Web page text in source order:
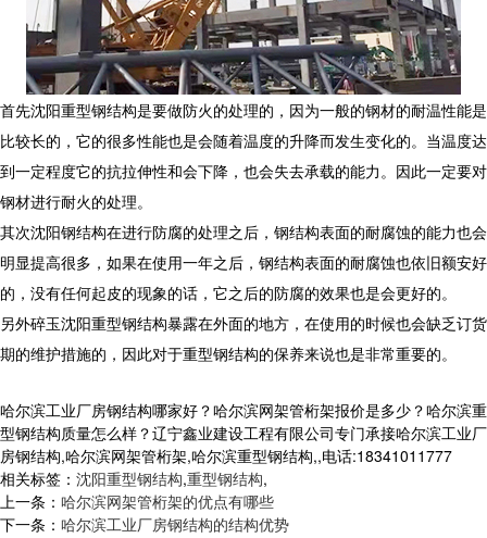
首先沈阳重型钢结构是要做防火的处理的，因为一般的钢材的耐温性能是
比较长的，它的很多性能也是会随着温度的升降而发生变化的。当温度达
到一定程度它的抗拉伸性和会下降，也会失去承载的能力。因此一定要对
钢材进行耐火的处理。
其次沈阳钢结构在进行防腐的处理之后，钢结构表面的耐腐蚀的能力也会
明显提高很多，如果在使用一年之后，钢结构表面的耐腐蚀也依旧额安好
的，没有任何起皮的现象的话，它之后的防腐的效果也是会更好的。
另外碎玉沈阳重型钢结构暴露在外面的地方，在使用的时候也会缺乏订货
期的维护措施的，因此对于重型钢结构的保养来说也是非常重要的。
哈尔滨工业厂房钢结构哪家好？哈尔滨网架管桁架报价是多少？哈尔滨重
型钢结构质量怎么样？辽宁鑫业建设工程有限公司专门承接哈尔滨工业厂
房钢结构,哈尔滨网架管桁架,哈尔滨重型钢结构,,电话:18341011777
相关标签： 沈阳重型钢结构,重型钢结构,
上一条： 哈尔滨网架管桁架的优点有哪些
下一条： 哈尔滨工业厂房钢结构的结构优势